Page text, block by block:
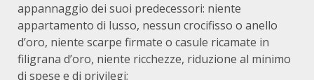
appannaggio dei suoi predecessori: niente
appartamento di lusso, nessun crocifisso o anello
d’oro, niente scarpe firmate o casule ricamate in
filigrana d’oro, niente ricchezze, riduzione al minimo
di spese e di privilegi;